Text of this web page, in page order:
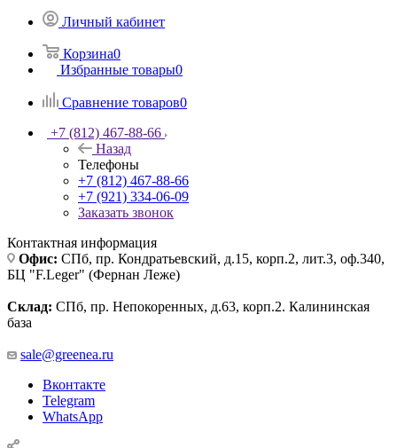
Личный кабинет
Корзина0
Избранные товары0
Сравнение товаров0
+7 (812) 467-88-66
Назад
Телефоны
+7 (812) 467-88-66
+7 (921) 334-06-09
Заказать звонок
Контактная информация
Офис: СПб, пр. Кондратьевский, д.15, корп.2, лит.3, оф.340,
БЦ "F.Leger" (Фернан Леже)
Склад: СПб, пр. Непокоренных, д.63, корп.2. Калининская
база
sale@greenea.ru
Вконтакте
Telegram
WhatsApp